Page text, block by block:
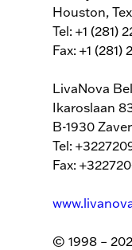
Houston,
Tel: +1 (281)
Fax: +1 (281)
LivaNova
Ikaroslaan
B-1930
Tel:
Fax:
© 1998 –